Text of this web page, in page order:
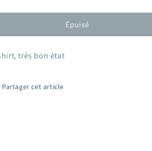
Épuisé
très bon état
Partager cet article